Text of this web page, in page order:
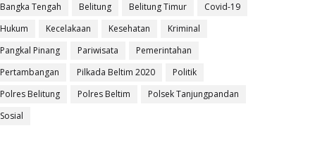
Bangka Tengah
Belitung Belitung Timur
Covid-19
Hukum
Kecelakaan Kesehatan
Kriminal
Pangkal Pinang
Pariwisata
Pemerintahan
Pertambangan
Pilkada Beltim 2020
Politik
Polres Belitung
Polres Beltim
Polsek Tanjungpandan
Sosial